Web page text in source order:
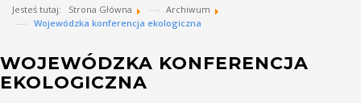
Jesteś tutaj: Strona Główna
Archiwum
Wojewódzka konferencja ekologiczna
WOJEWÓDZKA KONFERENCJA
EKOLOGICZNA